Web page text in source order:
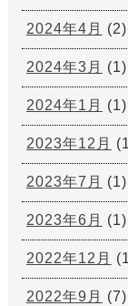
2024年4月 (2)
2024年3月 (1)
2024年1月 (1)
2023年12月
2023年7月 (1)
2023年6月 (1)
2022年12月
2022年9月 (7)